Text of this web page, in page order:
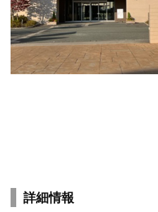
詳細情報